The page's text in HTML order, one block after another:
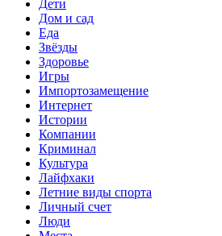
Дети
Дом и сад
Еда
Звёзды
Здоровье
Игры
Импортозамещение
Интернет
Истории
Компании
Криминал
Культура
Лайфхаки
Летние виды спорта
Личный счет
Люди